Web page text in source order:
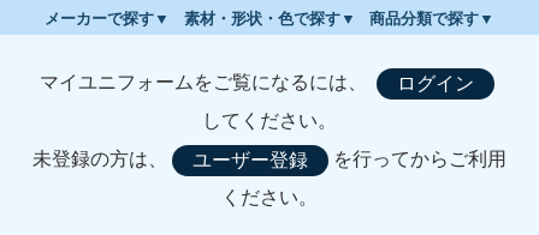
メーカーで探す 素材・形状・色で探す 商品分類で探す
マイユニフォームをご覧になるには、
ログイン
してください。
未登録の方は、
ユーザー登録
を行ってからご利用
ください。